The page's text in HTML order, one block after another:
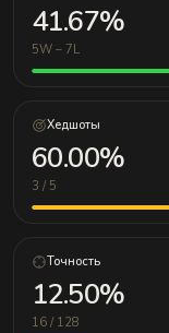
41.67%
5W – 7L
Хедшоты
60.00%
3 / 5
Точность
12.50%
16 / 128